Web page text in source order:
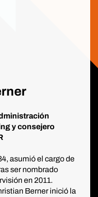
y consejero
asumió el cargo de
ser nombrado
en 2011.
Berner inició la